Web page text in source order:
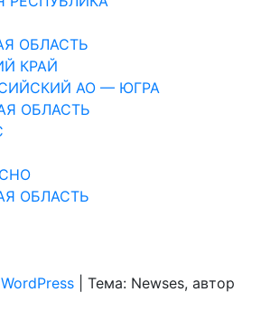
ОБЛАСТЬ
КРАЙ
АО — ЮГРА
ОБЛАСТЬ
ОБЛАСТЬ
Тема: Newses, автор